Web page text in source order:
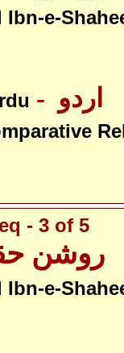
Ibn-e-
- 3 of 5
روشن
Ibn-e-